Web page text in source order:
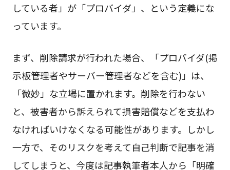
している者」が「プロバイダ」、という定義にな
っています。
まず、削除請求が行われた場合、「プロバイダ(掲
示板管理者やサーバー管理者などを含む)」は、
「微妙」な立場に置かれます。削除を行わない
と、被害者から訴えられて損害賠償などを支払わ
なければいけなくなる可能性があります。しかし
一方で、そのリスクを考えて自己判断で記事を消
してしまうと、今度は記事執筆者本人から「明確